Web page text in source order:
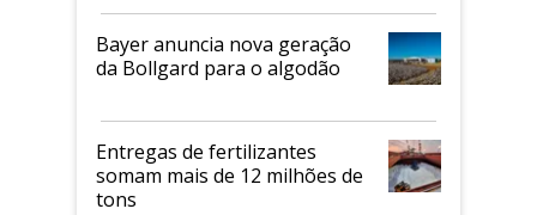
Bayer anuncia nova geração
da Bollgard para o algodão
Entregas de fertilizantes
somam mais de 12 milhões de
tons